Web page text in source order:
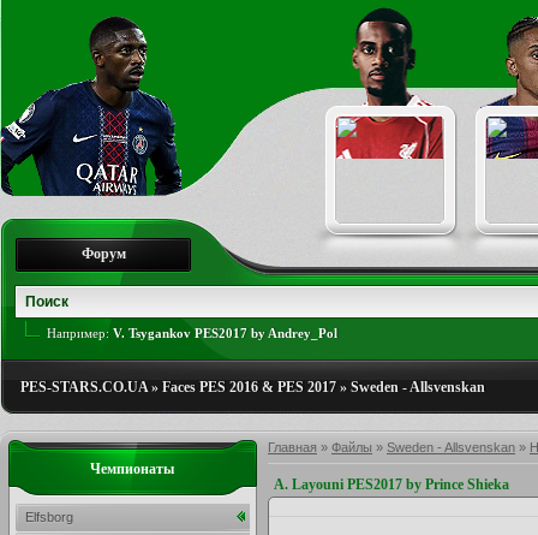
Форум
Например: V. Tsygankov PES2017 by Andrey_Pol
PES-STARS.CO.UA» Faces PES 2016 & PES 2017 » Sweden - Allsvenskan
Главная » Файлы » Sweden - Allsvenskan »
A. Layouni PES2017 by Prince Shieka
Чемпионаты
Elfsborg